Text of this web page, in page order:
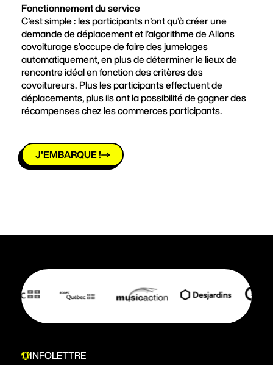
Fonctionnement du service
C’est simple : les participants n’ont qu’à créer une
demande de déplacement et l’algorithme de Allons
covoiturage s’occupe de faire des jumelages
automatiquement, en plus de déterminer le lieux de
rencontre idéal en fonction des critères des
covoitureurs. Plus les participants effectuent de
déplacements, plus ils ont la possibilité de gagner des
récompenses chez les commerces participants.
J'EMBARQUE !
INFOLETTRE